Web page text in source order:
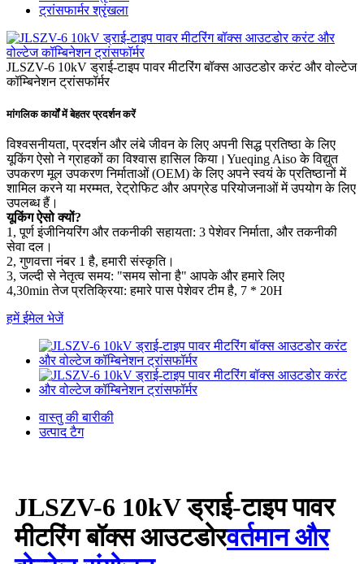
ट्रांसफार्मर श्रृंखला
JLSZV-6 10kV ड्राई-टाइप पावर मीटरिंग बॉक्स आउटडोर करंट और वोल्टेज
कॉम्बिनेशन ट्रांसफॉर्मर
मांगलिक कार्यों में बेहतर प्रदर्शन करें
विश्वसनीयता, प्रदर्शन और लंबे जीवन के लिए अपनी सिद्ध प्रतिष्ठा के लिए
यूकिंग ऐसो ने ग्राहकों का विश्वास हासिल किया।Yueqing Aiso के विद्युत
उपकरण मूल उपकरण निर्माताओं (OEM) के लिए अपने स्वयं के प्रतिष्ठानों में
शामिल करने या मरम्मत, रेट्रोफिट और अपग्रेड परियोजनाओं में उपयोग के लिए
उपलब्ध हैं।
यूकिंग ऐसो क्यों?
1, पूर्ण इंजीनियरिंग और तकनीकी सहायता: 3 पेशेवर निर्माता, और तकनीकी
सेवा दल।
2, गुणवत्ता नंबर 1 है, हमारी संस्कृति।
3, जल्दी से नेतृत्व समय: "समय सोना है" आपके और हमारे लिए
4,30min तेज प्रतिक्रिया: हमारे पास पेशेवर टीम है, 7 * 20H
हमें ईमेल भेजें
वास्तु की बारीकी
उत्पाद टैग
JLSZV-6 10kV ड्राई-टाइप पावर
मीटरिंग बॉक्स आउटडोरवर्तमान और